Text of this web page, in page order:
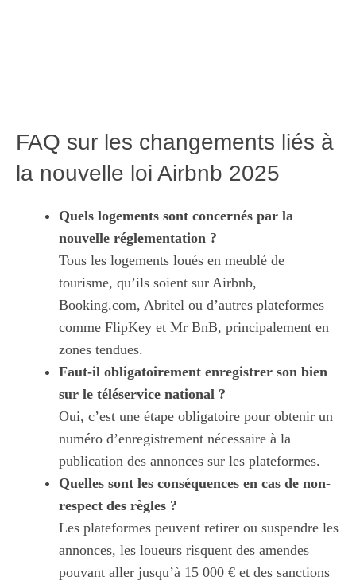
FAQ sur les changements liés à
la nouvelle loi Airbnb 2025
Quels logements sont concernés par la
nouvelle réglementation ?
Tous les logements loués en meublé de
tourisme, qu’ils soient sur Airbnb,
Booking.com, Abritel ou d’autres plateformes
comme FlipKey et Mr BnB, principalement en
zones tendues.
Faut-il obligatoirement enregistrer son bien
sur le téléservice national ?
Oui, c’est une étape obligatoire pour obtenir un
numéro d’enregistrement nécessaire à la
publication des annonces sur les plateformes.
Quelles sont les conséquences en cas de non-
respect des règles ?
Les plateformes peuvent retirer ou suspendre les
annonces, les loueurs risquent des amendes
pouvant aller jusqu’à 15 000 € et des sanctions